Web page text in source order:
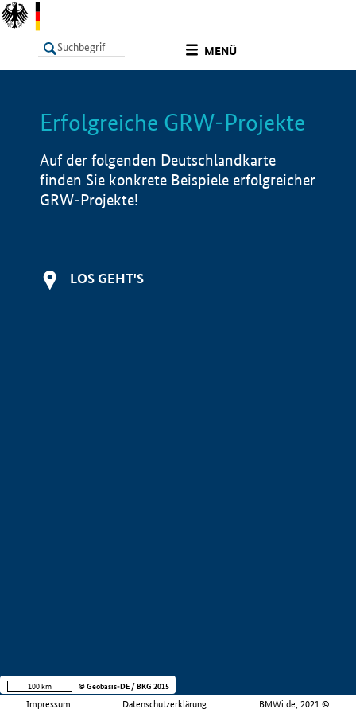
MENÜ
LISTE Info
Erfolgreiche GRW-Projekte
Auf der folgenden Deutschlandkarte
finden Sie konkrete Beispiele erfolgreicher
GRW-Projekte!
LOS GEHT'S
Impressum Datenschutzerklärung BMWi.de, 2021 ©
100 km © Geobasis-DE / BKG 2015